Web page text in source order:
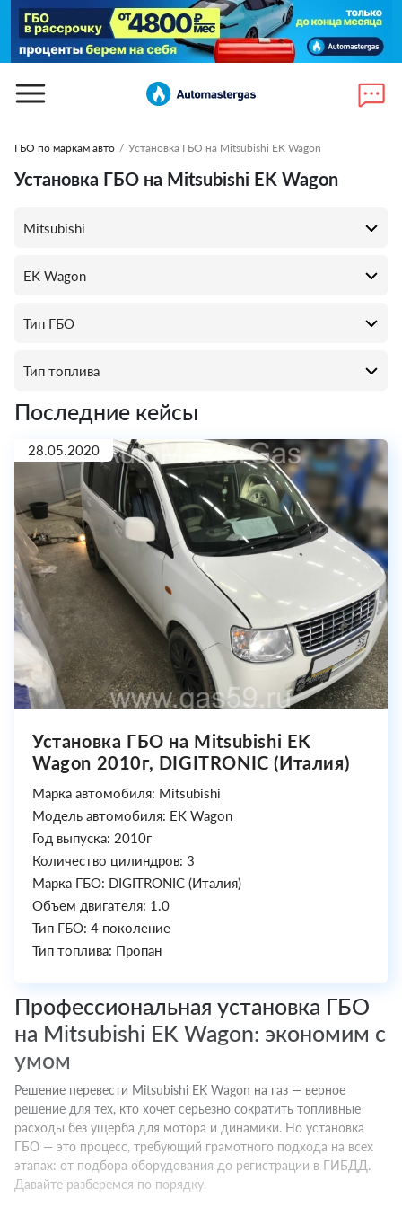
ГБО по маркам авто / Установка ГБО на Mitsubishi EK Wagon
Установка ГБО на Mitsubishi EK Wagon
Последние кейсы
28.05.2020
Установка ГБО на Mitsubishi EK
Wagon 2010г, DIGITRONIC (Италия)
Марка автомобиля: Mitsubishi
Модель автомобиля: EK Wagon
Год выпуска: 2010г
Количество цилиндров: 3
Марка ГБО: DIGITRONIC (Италия)
Объем двигателя: 1.0
Тип ГБО: 4 поколение
Тип топлива: Пропан
Профессиональная установка ГБО
на Mitsubishi EK Wagon: экономим с
умом
Решение перевести Mitsubishi EK Wagon на газ — верное
решение для тех, кто хочет серьезно сократить топливные
расходы без ущерба для мотора и динамики. Но установка
ГБО — это процесс, требующий грамотного подхода на всех
этапах: от подбора оборудования до регистрации в ГИБДД.
Давайте разберемся по порядку.